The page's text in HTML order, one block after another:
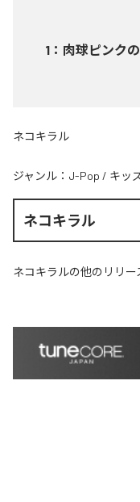
1 ： 肉球ピンク
ネコキラル
ジャンル： J-Pop / キッ
ネコキラル
ネコキラルの他のリリー